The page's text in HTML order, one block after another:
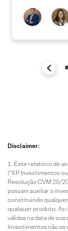
Disclaimer:
Este relatório de
(“XP Investimentos
Resolução CVM 20/
possam auxiliar o
constituindo
qualquer produto. As
válidas na data de
Investimentos não se